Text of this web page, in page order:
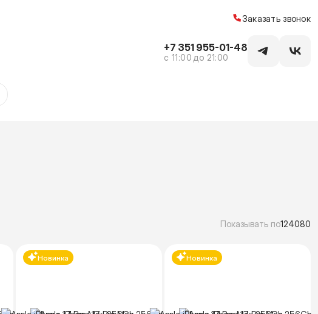
Заказать звонок
+7 351 955-01-48
c 11:00 до 21:00
Показывать по124080
Новинка Новинка